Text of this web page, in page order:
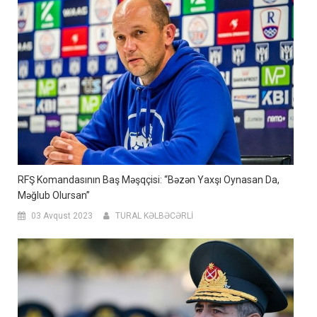
RFŞ Komandasının Baş Məşqçisi: “Bəzən Yaxşı Oynasan Da,
Məğlub Olursan”
03 Avqust 2023 TURAL KƏLBƏCƏRLİ